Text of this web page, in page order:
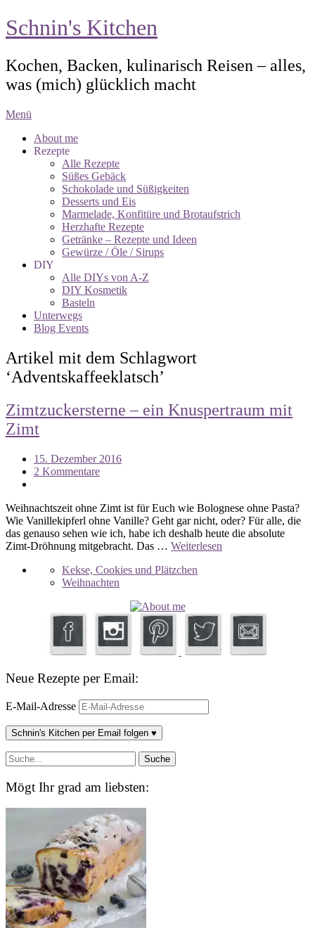
Schnin's Kitchen
Kochen, Backen, kulinarisch Reisen – alles,
was (mich) glücklich macht
Menü
About me
Rezepte
Alle Rezepte
Süßes Gebäck
Schokolade und Süßigkeiten
Desserts und Eis
Marmelade, Konfitüre und Brotaufstrich
Herzhafte Rezepte
Getränke – Rezepte und Ideen
Gewürze / Öle / Sirups
DIY
Alle DIYs von A-Z
DIY Kosmetik
Basteln
Unterwegs
Blog Events
Artikel mit dem Schlagwort
‘Adventskaffeeklatsch’
Zimtzuckersterne – ein Knuspertraum mit
Zimt
15. Dezember 2016
2 Kommentare
Weihnachtszeit ohne Zimt ist für Euch wie Bolognese ohne Pasta?
Wie Vanillekipferl ohne Vanille? Geht gar nicht, oder? Für alle, die
das genauso sehen wie ich, habe ich deshalb heute die absolute
Zimt-Dröhnung mitgebracht. Das … Weiterlesen
Kekse, Cookies und Plätzchen
Weihnachten
Neue Rezepte per Email:
E-Mail-Adresse
Schnin's Kitchen per Email folgen ♥
Mögt Ihr grad am liebsten: